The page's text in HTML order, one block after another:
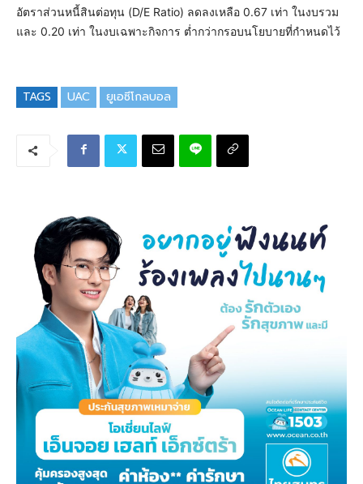
อัตราส่วนหนี้สินต่อทุน (D/E Ratio) ลดลงเหลือ 0.67 เท่า ในงบรวม
และ 0.20 เท่า ในงบเฉพาะกิจการ ต่ำกว่ากรอบนโยบายที่กำหนดไว้
TAGS UAC ยูเอซีโกลบอล